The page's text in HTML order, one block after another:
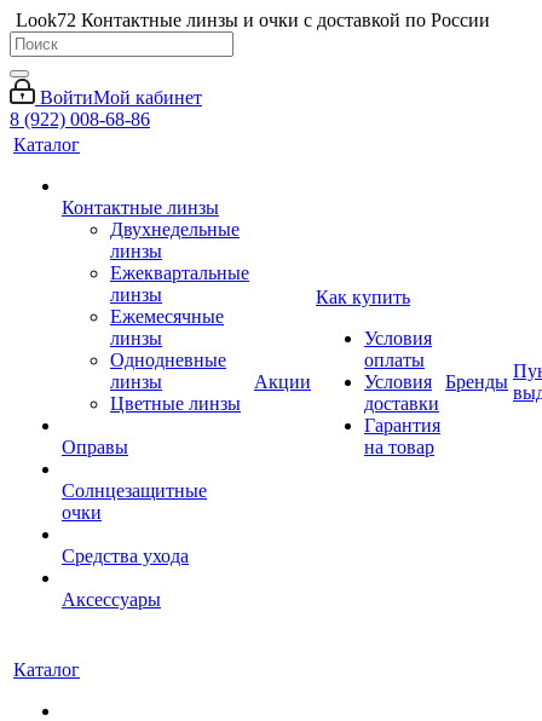
Look72 Контактные линзы и очки с доставкой по России
ВойтиМой кабинет
8 (922) 008-68-86
Каталог
Контактные линзы
Двухнедельные
линзы
Ежеквартальные
линзы
Ежемесячные
линзы
Однодневные
линзы
Цветные линзы
Оправы
Солнцезащитные
очки
Средства ухода
Аксессуары
Акции
Как купить
Условия
оплаты
Условия
доставки
Гарантия
на товар
Бренды
Каталог